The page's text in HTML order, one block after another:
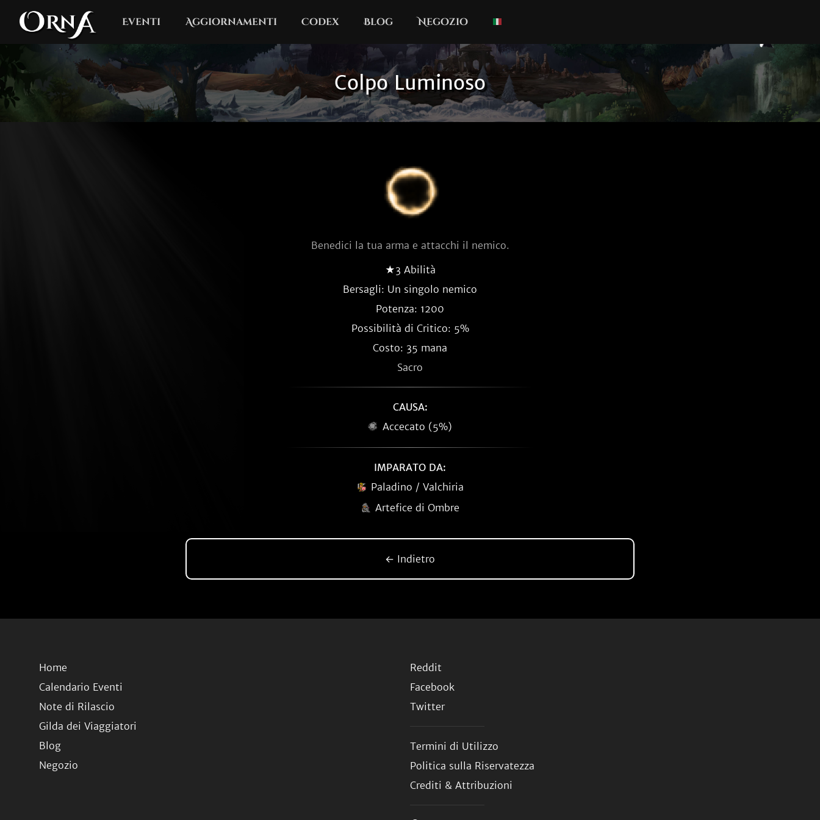
Eventi Aggiornamenti Codex Blog Negozio
Colpo Luminoso
Benedici la tua arma e attacchi il nemico.
★3 Abilità
Bersagli: Un singolo nemico
Potenza: 1200
Possibilità di Critico: 5%
Costo: 35 mana
Sacro
CAUSA:
Accecato (5%)
IMPARATO DA:
Paladino / Valchiria
Artefice di Ombre
← Indietro
Home
Calendario Eventi
Note di Rilascio
Gilda dei Viaggiatori
Blog
Negozio
Reddit
Facebook
Twitter
Termini di Utilizzo
Politica sulla Riservatezza
Crediti & Attribuzioni